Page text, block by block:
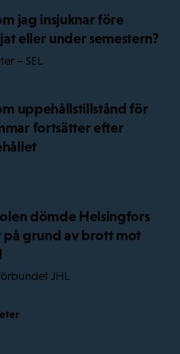
jag insjuknar före
eller under semestern?
– SEL
uppehållstillstånd för
fortsätter efter
dömde Helsingfors
grund av brott mot
JHL